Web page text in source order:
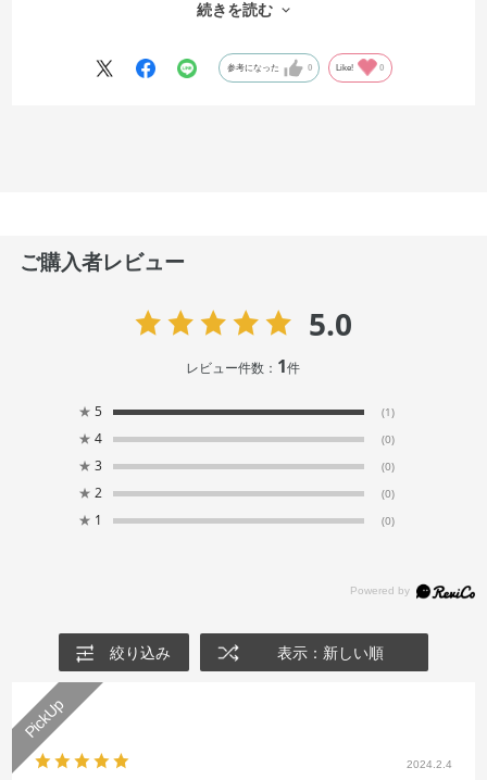
3ヶ月くらいからのお子様と、お姉ちゃんでお揃いもしていただけます
ジャンパースカートのサイズ展開は80cmから110cmです！
続きを読む
参考になった 0 Like! 0
ご購入者レビュー
5.0
レビュー件数： 1件
★ 5 (1)
★ 4 (0)
★ 3 (0)
★ 2 (0)
★ 1 (0)
絞り込み 表示：新しい順
2024.2.4